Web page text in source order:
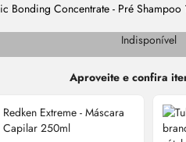
Bonding Concentrate - Pré Shampoo
Indisponível
Aproveite e confira
Redken Extreme - Máscara
Capilar 250ml